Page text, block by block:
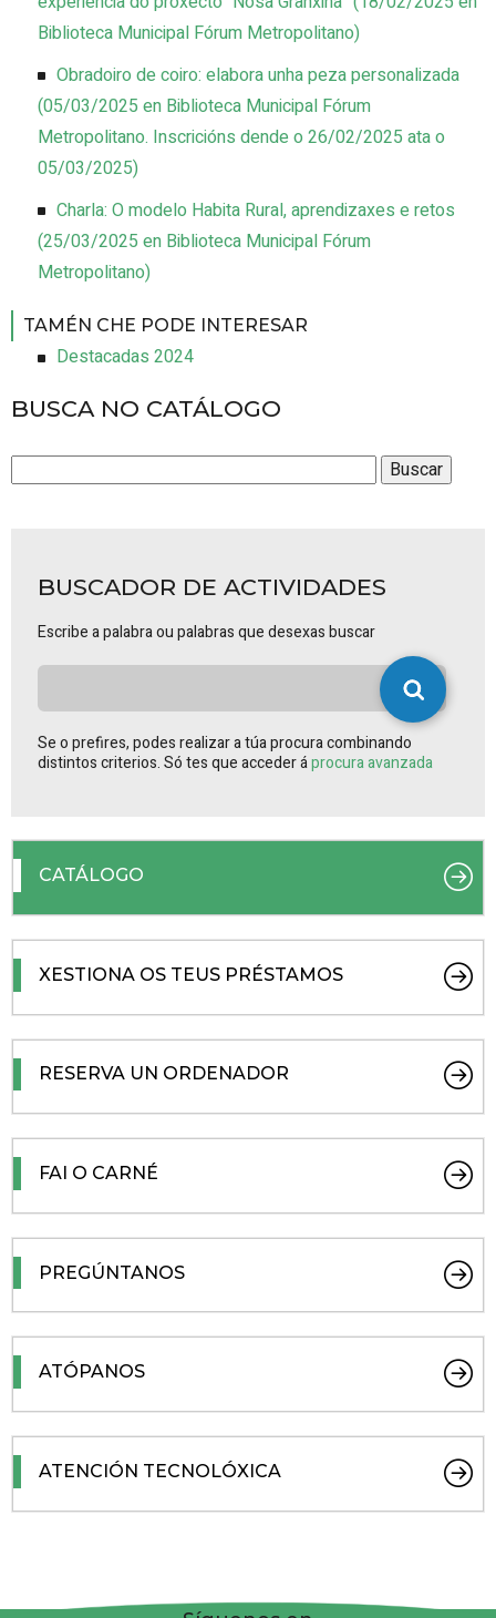
Biblioteca Municipal Fórum Metropolitano)
Obradoiro de coiro: elabora unha peza personalizada
(05/03/2025 en Biblioteca Municipal Fórum
Metropolitano. Inscricións dende o 26/02/2025 ata o
05/03/2025)
Charla: O modelo Habita Rural, aprendizaxes e retos
(25/03/2025 en Biblioteca Municipal Fórum
Metropolitano)
TAMÉN CHE PODE INTERESAR
Destacadas 2024
BUSCA NO CATÁLOGO
BUSCADOR DE ACTIVIDADES
Escribe a palabra ou palabras que desexas buscar
Se o prefires, podes realizar a túa procura combinando
distintos criterios. Só tes que acceder áprocura avanzada
CATÁLOGO
XESTIONA OS TEUS PRÉSTAMOS
RESERVA UN ORDENADOR
FAI O CARNÉ
PREGÚNTANOS
ATÓPANOS
ATENCIÓN TECNOLÓXICA